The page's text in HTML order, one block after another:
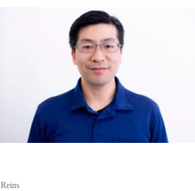
口コミ
もご参照く
※本ページでは一
ります。
Reins